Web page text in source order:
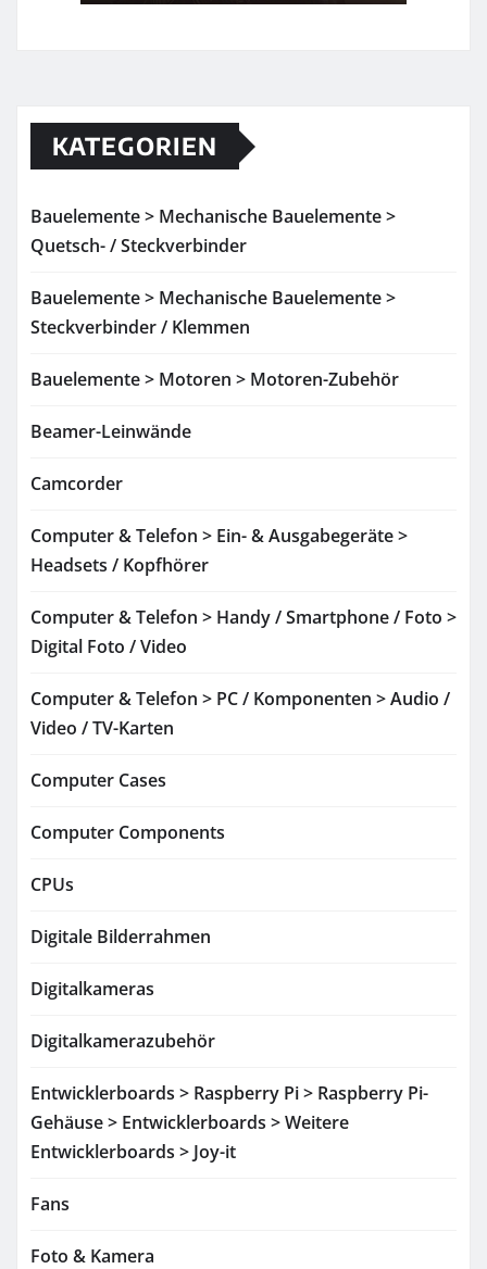
KATEGORIEN
Bauelemente > Mechanische Bauelemente >
Quetsch- / Steckverbinder
Bauelemente > Mechanische Bauelemente >
Steckverbinder / Klemmen
Bauelemente > Motoren > Motoren-Zubehör
Beamer-Leinwände
Camcorder
Computer & Telefon > Ein- & Ausgabegeräte >
Headsets / Kopfhörer
Computer & Telefon > Handy / Smartphone / Foto >
Digital Foto / Video
Computer & Telefon > PC / Komponenten > Audio /
Video / TV-Karten
Computer Cases
Computer Components
CPUs
Digitale Bilderrahmen
Digitalkameras
Digitalkamerazubehör
Entwicklerboards > Raspberry Pi > Raspberry Pi-
Gehäuse > Entwicklerboards > Weitere
Entwicklerboards > Joy-it
Fans
Foto & Kamera